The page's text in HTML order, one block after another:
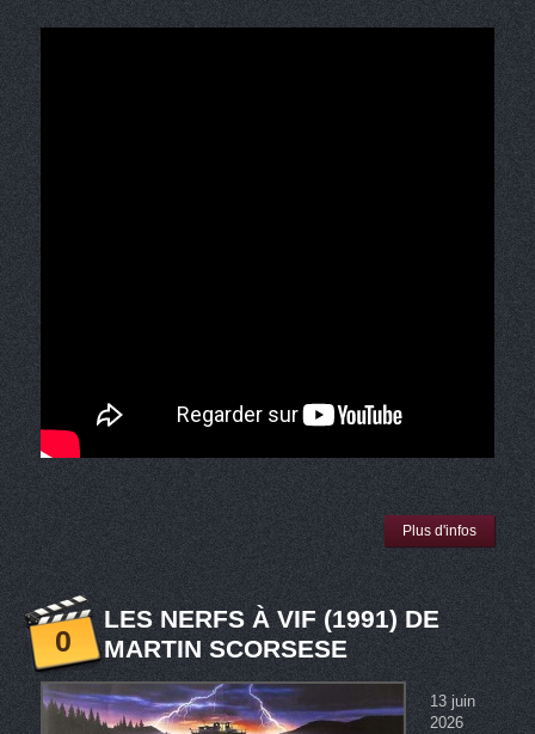
Plus d'infos
0
LES NERFS À VIF (1991) DE
MARTIN SCORSESE
13 juin
2026